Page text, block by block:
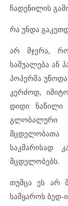
ჩადენილის
რა უნდა
არ მჯერა,
საშუალება ან
პოპერმა
კერძოდ,
დიდი ნაწილი
გლობალური
საკმარისად
მცდელობებს.
თუმცა ეს არ
სამყაროს ბედ-